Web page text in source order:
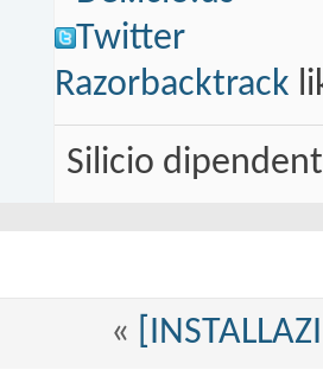
Twitter
Razorbacktrack
Silicio
«